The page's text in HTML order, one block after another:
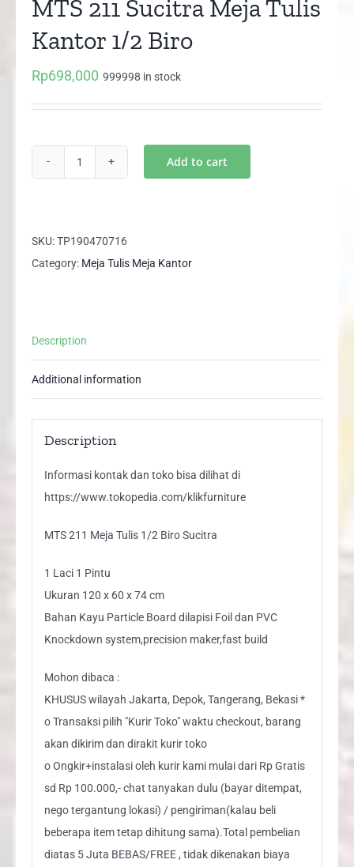
MTS 211 Sucitra Meja Tulis
Kantor 1/2 Biro
Rp698,000 999998 in stock
Meja
Tulis
quantity
Add to cart
SKU:TP190470716
Category: Meja Tulis Meja Kantor
Description
Additional information
Description
Informasi kontak dan toko bisa dilihat di
https://www.tokopedia.com/klikfurniture
MTS 211 Meja Tulis 1/2 Biro Sucitra
1 Laci 1 Pintu
Ukuran 120 x 60 x 74 cm
Bahan Kayu Particle Board dilapisi Foil dan PVC
Knockdown system,precision maker,fast build
Mohon dibaca :
KHUSUS wilayah Jakarta, Depok, Tangerang, Bekasi *
o Transaksi pilih "Kurir Toko" waktu checkout, barang
akan dikirim dan dirakit kurir toko
o Ongkir+instalasi oleh kurir kami mulai dari Rp Gratis
sd Rp 100.000,- chat tanyakan dulu (bayar ditempat,
nego tergantung lokasi) / pengiriman(kalau beli
beberapa item tetap dihitung sama).Total pembelian
diatas 5 Juta BEBAS/FREE , tidak dikenakan biaya